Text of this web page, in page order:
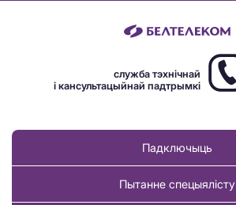
служба тэхнічнай
і кансультацыйнай падтрымкі
Падключыць
Пытанне спецыялісту